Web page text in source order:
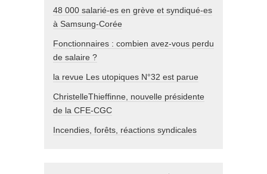
48 000 salarié-es en grève et syndiqué-es
à Samsung-Corée
Fonctionnaires : combien avez-vous perdu
de salaire ?
la revue Les utopiques N°32 est parue
ChristelleThieffinne, nouvelle présidente
de la CFE-CGC
Incendies, forêts, réactions syndicales